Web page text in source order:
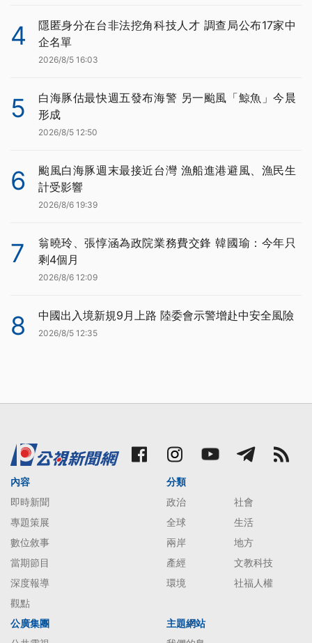
4
隱匿身分在台非法挖角科技人才 調查局公布17家中
企名單
2026/8/5 16:03
5
白海豚估最快週五發布海警 另一颱風「鯨魚」今晨
形成
2026/8/5 12:50
6
颱風白海豚週末最接近台灣 漁船進港避風、漁民生
計受影響
2026/8/6 19:39
7
翁曉玲、張惇涵為政院業務費交鋒 韓國瑜：今年只
剩4個月
2026/8/6 12:09
8 中國出入境新規9月上路 陸委會示警增赴中安全風險
2026/8/5 12:35
內容
即時新聞
專題策展
數位敘事
當期節目
深度報導
觀點
分類
政治
社會
全球
生活
兩岸
地方
產經
文教科技
環境
社福人權
公廣集團
主題網站